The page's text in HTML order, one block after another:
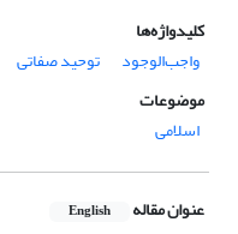
کلیدواژه‌ها
واجب‌الوجود
توحید صفاتی
موضوعات
اسلامی
عنوان مقاله English